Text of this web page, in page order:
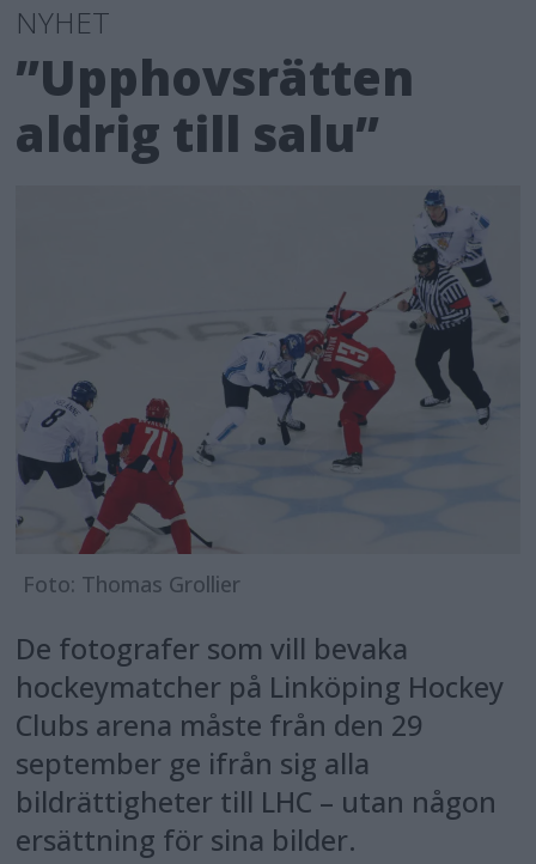
NYHET
”Upphovsrätten
aldrig till salu”
Foto: Thomas Grollier
De fotografer som vill bevaka
hockeymatcher på Linköping Hockey
Clubs arena måste från den 29
september ge ifrån sig alla
bildrättigheter till LHC – utan någon
ersättning för sina bilder.